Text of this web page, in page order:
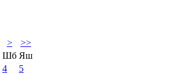
>
>>
Шб Яш
4
5